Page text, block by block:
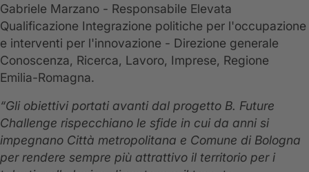
Gabriele Marzano - Responsabile Elevata
Qualificazione Integrazione politiche per l'occupazione
e interventi per l'innovazione - Direzione generale
Conoscenza, Ricerca, Lavoro, Imprese, Regione
Emilia-Romagna.
“Gli obiettivi portati avanti dal progetto B. Future
Challenge rispecchiano le sfide in cui da anni si
impegnano Città metropolitana e Comune di Bologna
per rendere sempre più attrattivo il territorio per i